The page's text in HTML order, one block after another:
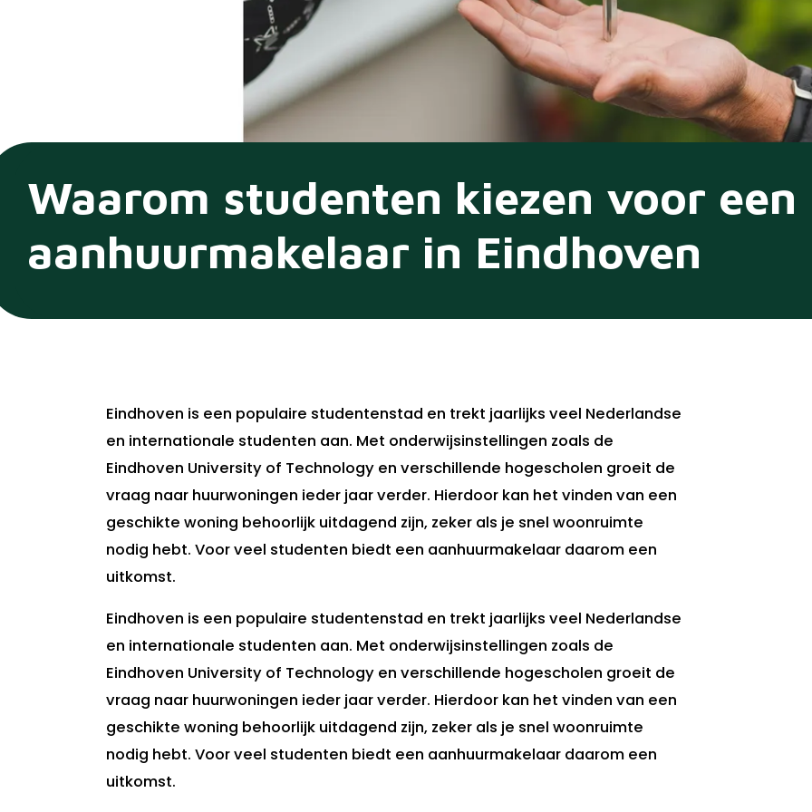
Waarom studenten kiezen voor een
aanhuurmakelaar in Eindhoven
Eindhoven is een populaire studentenstad en trekt jaarlijks veel Nederlandse
en internationale studenten aan. Met onderwijsinstellingen zoals de
Eindhoven University of Technology en verschillende hogescholen groeit de
vraag naar huurwoningen ieder jaar verder. Hierdoor kan het vinden van een
geschikte woning behoorlijk uitdagend zijn, zeker als je snel woonruimte
nodig hebt. Voor veel studenten biedt een aanhuurmakelaar daarom een
uitkomst.
Eindhoven is een populaire studentenstad en trekt jaarlijks veel Nederlandse
en internationale studenten aan. Met onderwijsinstellingen zoals de
Eindhoven University of Technology en verschillende hogescholen groeit de
vraag naar huurwoningen ieder jaar verder. Hierdoor kan het vinden van een
geschikte woning behoorlijk uitdagend zijn, zeker als je snel woonruimte
nodig hebt. Voor veel studenten biedt een aanhuurmakelaar daarom een
uitkomst.